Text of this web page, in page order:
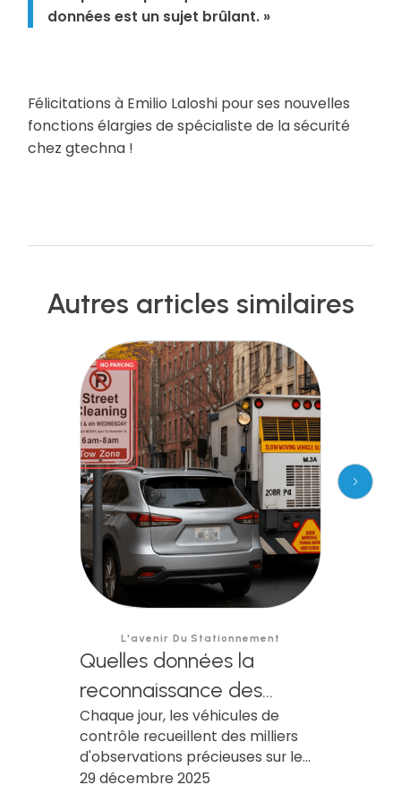
données est un sujet brûlant. »
Félicitations à Emilio Laloshi pour ses nouvelles
fonctions élargies de spécialiste de la sécurité
chez gtechna !
Autres articles similaires
L'avenir Du Stationnement
Quelles données la
reconnaissance des
plaques d'immatriculation
basée sur l'IA (AI LPR)
permet-elle de collecter,
Chaque jour, les véhicules de
contrôle recueillent des milliers
d'observations précieuses sur le
stationnement en bordure de
29 décembre 2025